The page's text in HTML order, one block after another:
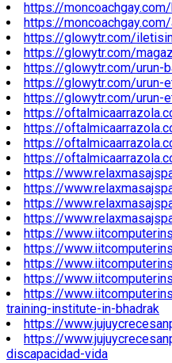
https://
https://
https://glowytr.com/
https://glowytr.com/
https://glowytr.com/urun-
https://glowytr.com/urun-
https://glowytr.com/urun-
https://
https://
https://
https://
https://
https://
https://
https://
https://
https://
https://
https://
https://
training-institute-in-bhadrak
https://
https://
discapacidad-vida